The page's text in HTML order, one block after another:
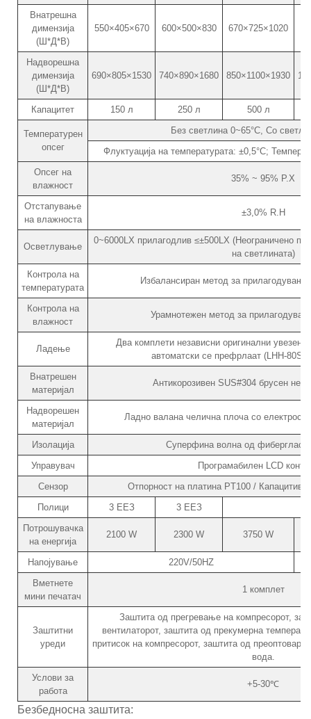
Внатрешна
димензија
(Ш*Д*В)
550×405×670 600×500×830 670×725×1020
Надворешна
димензија
(Ш*Д*В)
690×805×1530 740×890×1680 850×1100×1930
Капацитет 150 л 250 л 500 л
Температурен
опсег
Без светлина 0~65°C, Со
Флуктуација на температурата: ±0,5°C;
Опсег на
влажност
35% ~ 95% Р.Х
Отстапување
на влажноста
±3,0% R.H
Осветлување
0~6000LX прилагодлив ≤±500LX (Неограничено
на светлината)
Контрола на
температурата
Избалансиран метод за прилагодување
Контрола на
влажност
Урамнотежен метод за
Ладење
Два комплети независни оригинални
автоматски се префрлаат (LHH-
Внатрешен
материјал
Антикорозивен SUS#304 брусен
Надворешен
материјал
Ладно валана челична плоча со
Изолација
Суперфина волна од фиберглас /
Управувач
Програмабилен LCD
Сензор
Отпорност на платина PT100 /
Полици
3 ЕЕЗ
3 ЕЕЗ
Потрошувачка
на енергија
2100 W 2300 W 3750 W
Напојување
220V/50HZ
Вметнете
мини печатач
1 комплет
Заштитни
уреди
Заштита од прегревање на компресорот,
вентилаторот, заштита од прекумерна
притисок на компресорот, заштита од
вода.
Услови за
работа
+5-30℃
Безбедносна заштита: